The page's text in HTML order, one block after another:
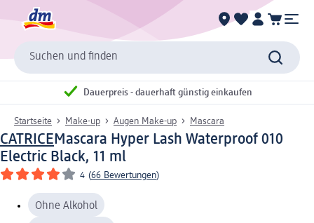
Suchen und finden
Dauerpreis - dauerhaft günstig einkaufen
Startseite Make-up Augen Make-up Mascara
CATRICEMascara Hyper Lash Waterproof 010
Electric Black, 11 ml
4 (66 Bewertungen)
Ohne Alkohol